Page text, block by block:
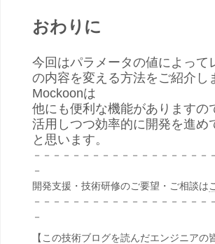
おわりに
今回はパラメータの値によって
の内容を変える方法をご紹介し
Mockoonは
他にも便利な機能がありますの
活用しつつ効率的に開発を進め
と思います。
－－－－－－－－－－－－－－－－－－
－
開発支援・技術研修のご要望・ご相談は
－－－－－－－－－－－－－－－－－－
－
【この技術ブログを読んだエンジニアの